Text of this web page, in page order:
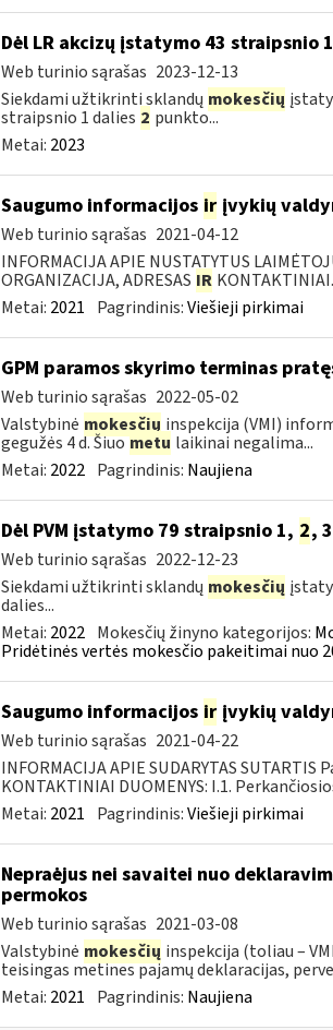
Dėl LR akcizų įstatymo 43 straipsnio
Web turinio sąrašas 2023-12-13
Siekdami užtikrinti sklandų mokesčių
straipsnio 1 dalies 2 punkto...
Metai: 2023
Saugumo informacijos irįvykių
Web turinio sąrašas 2021-04-12
INFORMACIJA APIE NUSTATYTUS
ORGANIZACIJA, ADRESAS IR
Metai: 2021 Pagrindinis:Viešieji pirkimai
GPM paramos skyrimo terminas
Web turinio sąrašas 2022-05-02
Valstybinė mokesčių inspekcija (VMI)
gegužės 4 d. Šiuometu laikinai negalima...
Metai: 2022 Pagrindinis: Naujiena
Dėl PVM įstatymo 79 straipsnio 1, 2, 3
Web turinio sąrašas 2022-12-23
Siekdami užtikrinti sklandų mokesčių
dalies...
Metai: 2022 Mokesčių žinyno kategorijos:
Pridėtinės vertės mokesčio pakeitimai nuo
Saugumo informacijos irįvykių
Web turinio sąrašas 2021-04-22
INFORMACIJA APIE SUDARYTAS
KONTAKTINIAI DUOMENYS: I.1.
Metai: 2021 Pagrindinis:Viešieji pirkimai
Nepraėjus nei savaitei nuo
permokos
Web turinio sąrašas 2021-03-08
Valstybinė mokesčių inspekcija (toliau –
teisingas metines pajamų deklaracijas,
Metai: 2021 Pagrindinis: Naujiena